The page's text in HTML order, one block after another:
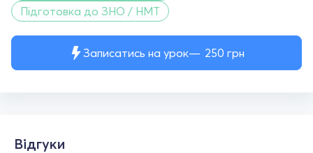
Записатись на урок 250 грн
Підготовка до ЗНО / НМТ
Відгуки